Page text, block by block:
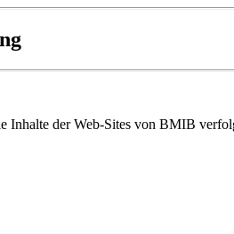
der Web-Sites von BMIB